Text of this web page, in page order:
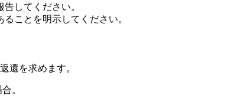
してください。
ことを明示してください。
還を求めます。
。